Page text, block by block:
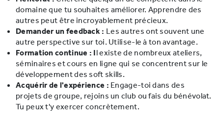
domaine que tu souhaites améliorer. Apprendre des
autres peut être incroyablement précieux.
Demander un feedback : Les autres ont souvent une
autre perspective sur toi. Utilise-le à ton avantage.
Formation continue : Il existe de nombreux ateliers,
séminaires et cours en ligne qui se concentrent sur le
développement des soft skills.
Acquérir de l'expérience : Engage-toi dans des
projets de groupe, rejoins un club ou fais du bénévolat.
Tu peux t'y exercer concrètement.